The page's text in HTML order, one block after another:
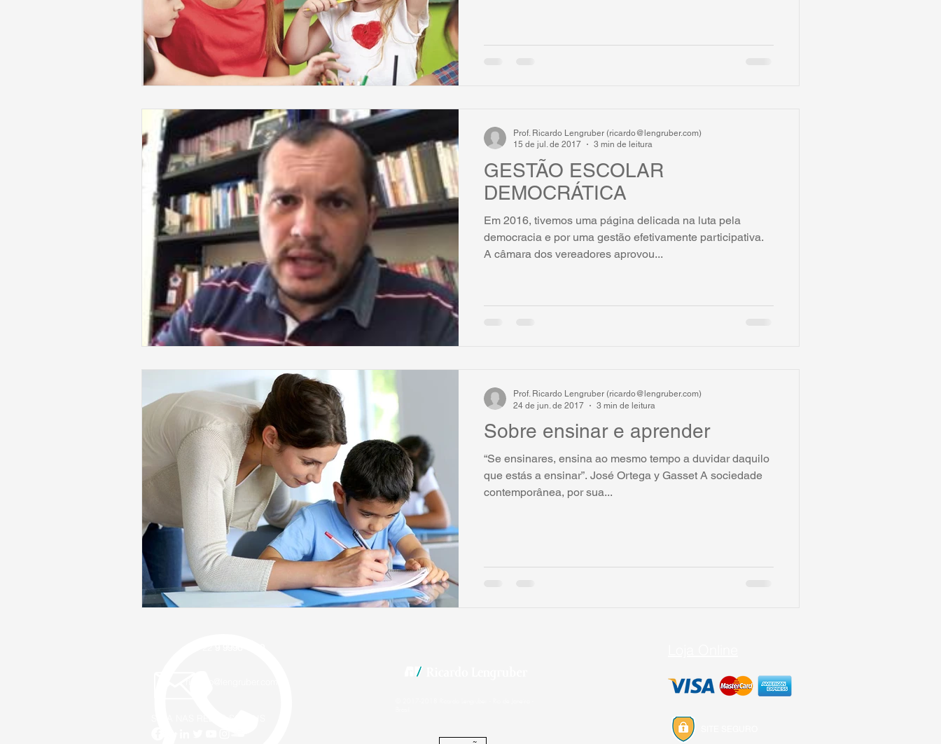
GESTÃO ESCOLAR
DEMOCRÁTICA
Em 2016, tivemos uma página delicada na luta pela
democracia e por uma gestão efetivamente participativa.
A câmara dos vereadores aprovou...
Prof. Ricardo Lengruber (ricardo@lengruber.com)
15 de jul. de 2017
3 min de leitura
Sobre ensinar e aprender
“Se ensinares, ensina ao mesmo tempo a duvidar daquilo
que estás a ensinar”. José Ortega y Gasset A sociedade
contemporânea, por sua...
Prof. Ricardo Lengruber (ricardo@lengruber.com)
24 de jun. de 2017
3 min de leitura